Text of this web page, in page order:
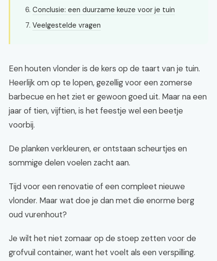
Conclusie: een duurzame keuze voor je tuin
Veelgestelde vragen
Een houten vlonder is de kers op de taart van je tuin.
Heerlijk om op te lopen, gezellig voor een zomerse
barbecue en het ziet er gewoon goed uit. Maar na een
jaar of tien, vijftien, is het feestje wel een beetje
voorbij.
De planken verkleuren, er ontstaan scheurtjes en
sommige delen voelen zacht aan.
Tijd voor een renovatie of een compleet nieuwe
vlonder. Maar wat doe je dan met die enorme berg
oud vurenhout?
Je wilt het niet zomaar op de stoep zetten voor de
grofvuil container, want het voelt als een verspilling.